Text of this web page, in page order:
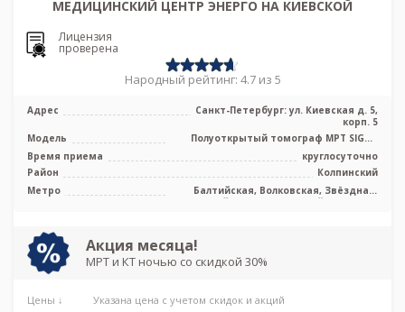
МЕДИЦИНСКИЙ ЦЕНТР ЭНЕРГО НА КИЕВСКОЙ
Лицензия
проверена
Народный рейтинг: 4.7 из 5
Адрес
Санкт-Петербург: ул. Киевская д. 5,
корп. 5
Модель
Полуоткрытый томограф МРТ SIGNA
...
Время приема
круглосуточно
Район
Колпинский
Метро
Балтийская, Волковская, Звёздная,
Кировский завод, Ленинский проспект,
Фрунзенская, Электросила, Дунайская,
Боровая, Заставская, Броневая
Акция месяца!
МРТ и КТ ночью со скидкой 30%
Цены ↓ Указана цена с учетом скидок и акций